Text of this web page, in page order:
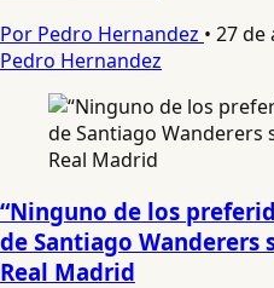
Por Pedro Hernandez • 27 de
Pedro Hernandez
“Ninguno de los
de Santiago Wanderers
Real Madrid